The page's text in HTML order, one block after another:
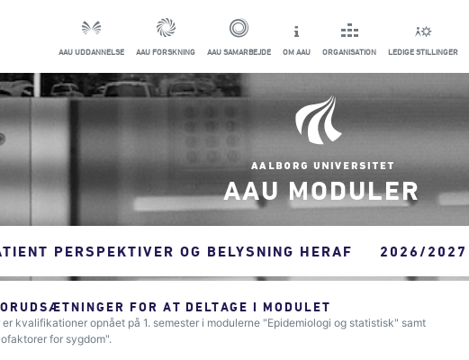
AAU UDDANNELSE AAU FORSKNING AAU SAMARBEJDE OM AAU ORGANISATION LEDIGE STILLINGER
AAU MODULER
PERSPEKTIVER OG BELYSNING HERAF 2026/2027
FOR AT DELTAGE I MODULET
kvalifikationer opnået på 1. semester i modulerne "Epidemiologi og statistisk" samt
for sygdom".